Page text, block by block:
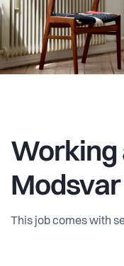
Working
Modsvar
This job comes with